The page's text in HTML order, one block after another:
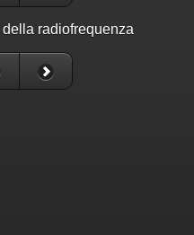
radiofrequenza